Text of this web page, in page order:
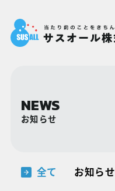
NEWS
お知らせ
全て お知らせ